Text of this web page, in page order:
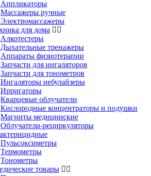
Аппликаторы
Массажеры ручные
Электромассажеры
для дома
Алкотестеры
Дыхательные тренажеры
Аппараты физиотерапии
Запчасти для ингаляторов
Запчасти для тонометров
Ингаляторы небулайзеры
Ирригаторы
Кварцевые облучатели
Кислородные концентраторы и подушки
Магниты медицинские
Облучатели-рециркуляторы
Пульсоксиметры
Термометры
Тонометры
товары